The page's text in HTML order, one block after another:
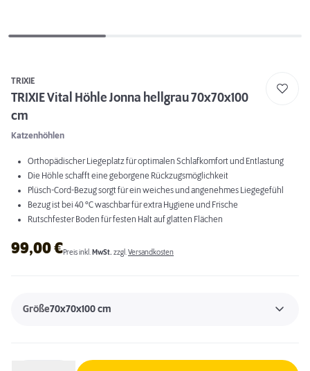
TRIXIE
TRIXIE Vital Höhle Jonna hellgrau 70x70x100
cm
Katzenhöhlen
Orthopädischer Liegeplatz für optimalen Schlafkomfort und Entlastung
Die Höhle schafft eine geborgene Rückzugsmöglichkeit
Plüsch-Cord-Bezug sorgt für ein weiches und angenehmes Liegegefühl
Bezug ist bei 40 °C waschbar für extra Hygiene und Frische
Rutschfester Boden für festen Halt auf glatten Flächen
99,00€Preis inkl. MwSt. zzgl.Versandkosten
Größe70x70x100 cm